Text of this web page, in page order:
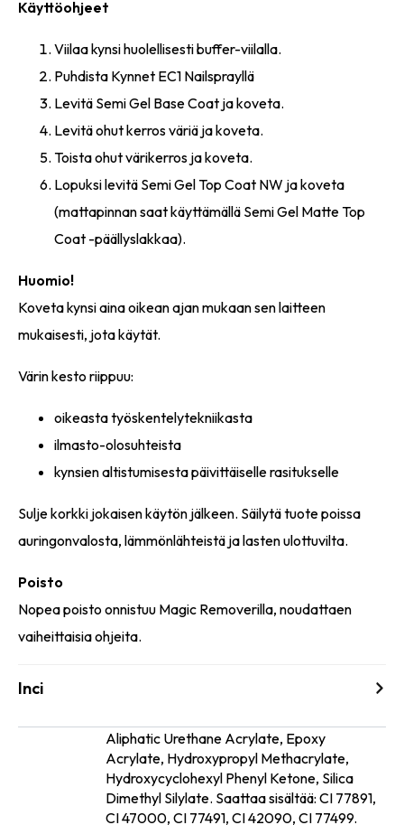
Käyttöohjeet
Viilaa kynsi huolellisesti buffer-viilalla.
Puhdista Kynnet EC1 Nailsprayllä
Levitä Semi Gel Base Coat ja koveta.
Levitä ohut kerros väriä ja koveta.
Toista ohut värikerros ja koveta.
Lopuksi levitä Semi Gel Top Coat NW ja koveta
(mattapinnan saat käyttämällä Semi Gel Matte Top
Coat -päällyslakkaa).
Huomio!
Koveta kynsi aina oikean ajan mukaan sen laitteen
mukaisesti, jota käytät.
Värin kesto riippuu:
oikeasta työskentelytekniikasta
ilmasto-olosuhteista
kynsien altistumisesta päivittäiselle rasitukselle
Sulje korkki jokaisen käytön jälkeen. Säilytä tuote poissa
auringonvalosta, lämmönlähteistä ja lasten ulottuvilta.
Poisto
Nopea poisto onnistuu Magic Removerilla, noudattaen
vaiheittaisia ohjeita.
Inci
Aliphatic Urethane Acrylate, Epoxy
Acrylate, Hydroxypropyl Methacrylate,
Hydroxycyclohexyl Phenyl Ketone, Silica
Dimethyl Silylate. Saattaa sisältää: CI 77891,
CI 47000, CI 77491, CI 42090, CI 77499.